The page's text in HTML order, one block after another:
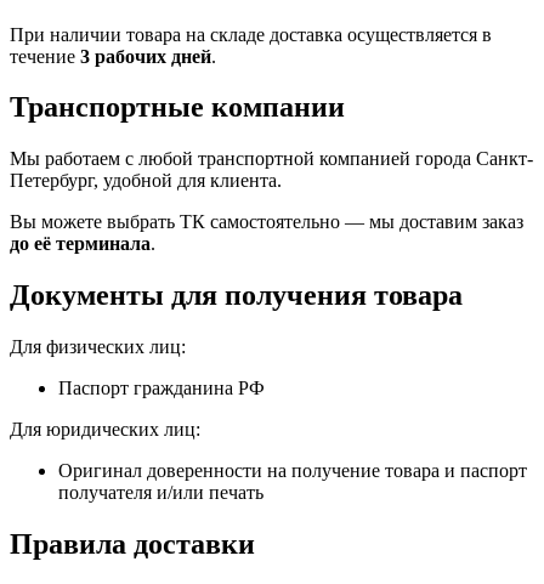
При наличии товара на складе доставка осуществляется в
течение 3 рабочих дней.
Транспортные компании
Мы работаем с любой транспортной компанией города Санкт-
Петербург, удобной для клиента.
Вы можете выбрать ТК самостоятельно — мы доставим заказ
до её терминала.
Документы для получения товара
Для физических лиц:
Паспорт гражданина РФ
Для юридических лиц:
Оригинал доверенности на получение товара и паспорт
получателя и/или печать
Правила доставки